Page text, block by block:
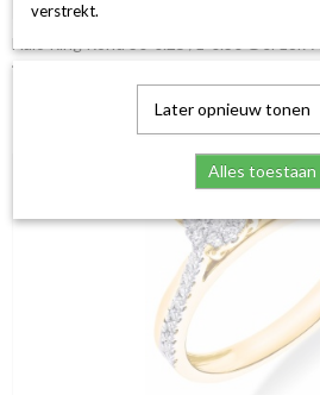
€ 2.499,00
verstrekt.
Later opnieuw tonen
Alles toestaan